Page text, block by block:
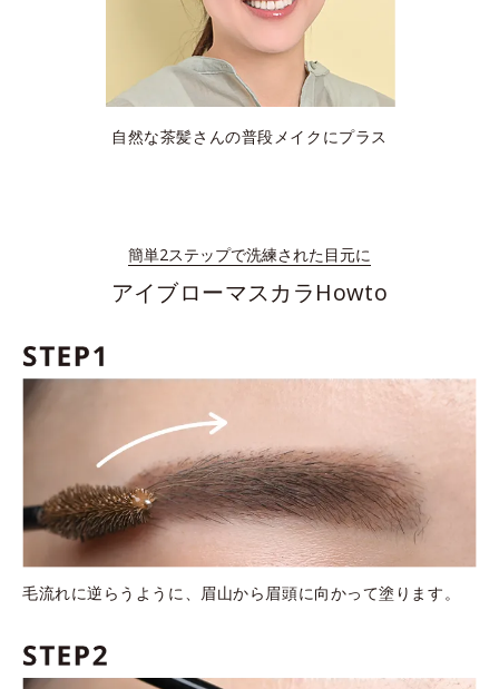
自然な茶髪さんの普段メイクにプラス
簡単2ステップで洗練された目元に
アイブローマスカラHowto
毛流れに逆らうように、眉山から眉頭に向かって塗ります。